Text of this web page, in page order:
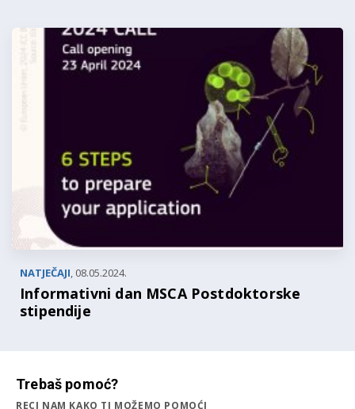
NATJEČAJI, 08.05.2024.
Informativni dan MSCA Postdoktorske
stipendije
Trebaš pomoć?
RECI NAM KAKO TI MOŽEMO POMOĆI